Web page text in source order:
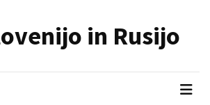
in Rusijo